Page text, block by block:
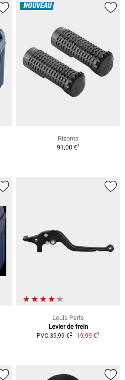
NOUVEAU
Rizoma
91,00 €1
Louis Parts
Levier de frein
PVC 39,99 €2 19,99 €1